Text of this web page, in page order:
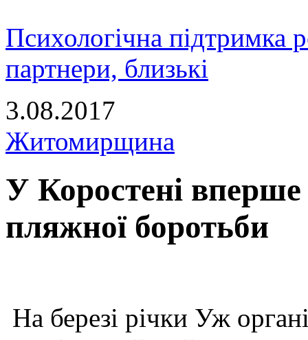
Психологічна підтримка
партнери, близькі
3.08.2017
Житомирщина
У Коростені
пляжної боротьби
На березі річки Уж